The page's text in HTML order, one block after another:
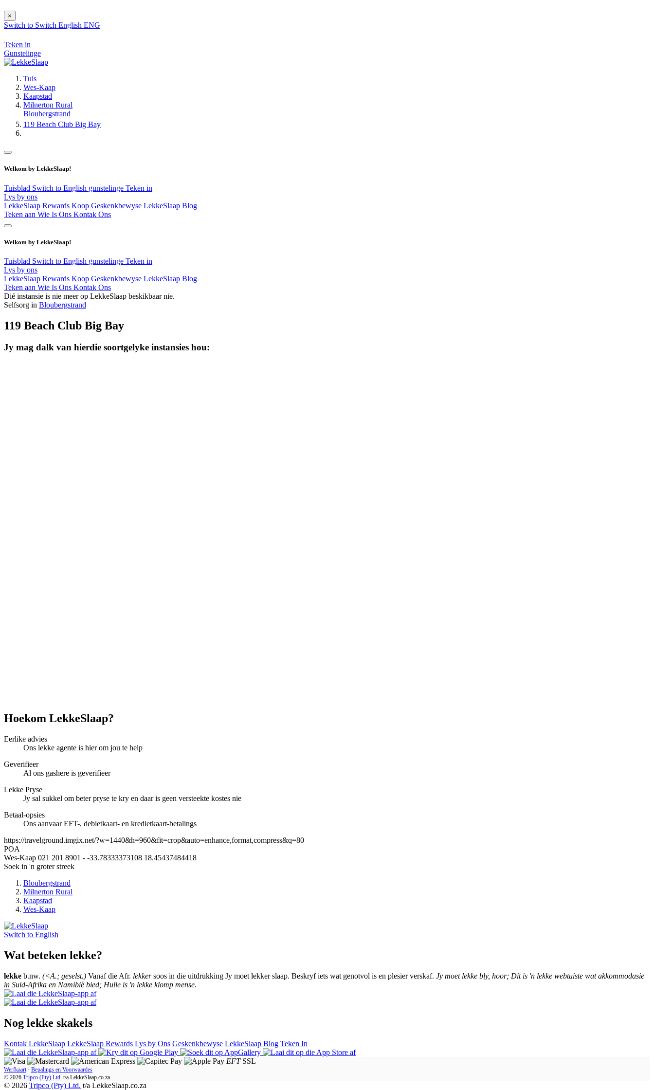
×
Switch to Switch English ENG
Teken in
Gunstelinge
Tuis
Wes-Kaap
Kaapstad
Milnerton Rural
Bloubergstrand
119 Beach Club Big Bay
Welkom by LekkeSlaap!
Tuisblad Switch to English gunstelinge Teken in
Lys by ons
LekkeSlaap Rewards Koop Geskenkbewyse LekkeSlaap Blog
Teken aan Wie Is Ons Kontak Ons
Welkom by LekkeSlaap!
Tuisblad Switch to English gunstelinge Teken in
Lys by ons
LekkeSlaap Rewards Koop Geskenkbewyse LekkeSlaap Blog
Teken aan Wie Is Ons Kontak Ons
Dié instansie is nie meer op LekkeSlaap beskikbaar nie.
Selfsorg in Bloubergstrand
119 Beach Club Big Bay
Jy mag dalk van hierdie soortgelyke instansies hou:
Hoekom LekkeSlaap?
Eerlike advies
Ons lekke agente is hier om jou te help
Geverifieer
Al ons gashere is geverifieer
Lekke Pryse
Jy sal sukkel om beter pryse te kry en daar is geen versteekte kostes nie
Betaal-opsies
Ons aanvaar EFT-, debietkaart- en kredietkaart-betalings
https://travelground.imgix.net/?w=1440&h=960&fit=crop&auto=enhance,format,compress&q=80
POA
Wes-Kaap 021 201 8901 - -33.78333373108 18.45437484418
Soek in 'n groter streek
Bloubergstrand
Milnerton Rural
Kaapstad
Wes-Kaap
Switch to English
Wat beteken lekke?
lekke b.nw. (<A.; geselst.) Vanaf die Afr. lekkersoos in die uitdrukking Jy moet lekker slaap. Beskryf iets wat genotvol is en plesier verskaf. Jy moet lekke bly, hoor; Dit is 'n lekke webtuiste wat akkommodasie
in Suid-Afrika en Namibië bied; Hulle is 'n lekke klomp mense.
Nog lekke skakels
Kontak LekkeSlaap LekkeSlaap Rewards Lys by Ons Geskenkbewyse LekkeSlaap Blog Teken In
EFT SSL
Werfkaart · Bepalings en Voorwaardes
© 2026 Tripco (Pty) Ltd. t/a LekkeSlaap.co.za
© 2026 Tripco (Pty) Ltd. t/a LekkeSlaap.co.za